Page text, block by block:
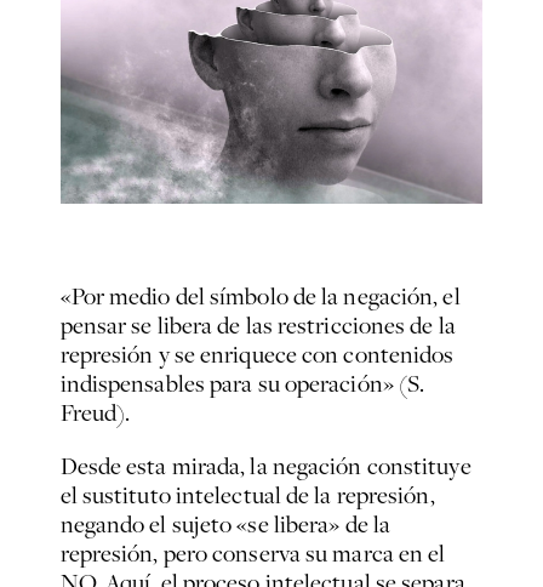
«Por medio del símbolo de la negación, el
pensar se libera de las restricciones de la
represión y se enriquece con contenidos
indispensables para su operación» (S.
Freud).
Desde esta mirada, la negación constituye
el sustituto intelectual de la represión,
negando el sujeto «se libera» de la
represión, pero conserva su marca en el